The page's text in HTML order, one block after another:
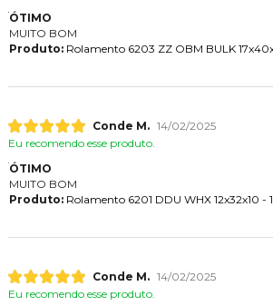
ÓTIMO
MUITO BOM
Produto:Rolamento 6203 ZZ OBM BULK
Conde M. 14/02/2025
Eu recomendo esse produto.
ÓTIMO
MUITO BOM
Produto:Rolamento 6201 DDU WHX 12x32x10 -
Conde M. 14/02/2025
Eu recomendo esse produto.